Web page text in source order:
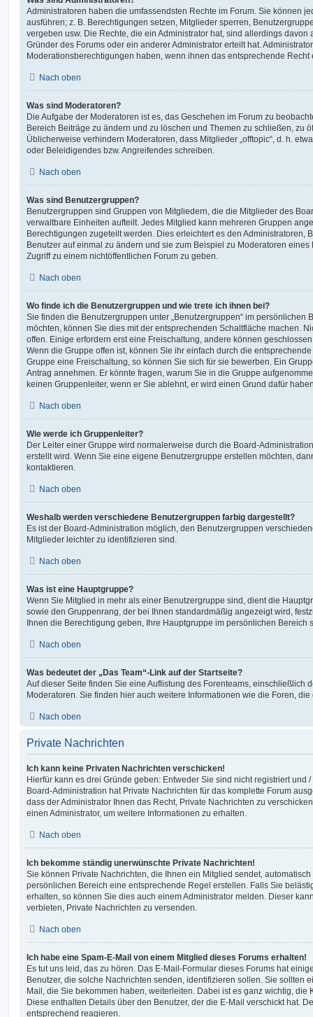
Administratoren haben die umfassendsten Rechte im Forum. Sie können
ausführen; z. B. Berechtigungen setzen, Mitglieder sperren,
vergeben usw. Die Rechte, die ein Administrator hat, sind allerdings
Gründer des Forums oder ein anderer Administrator erteilt hat.
Moderationsberechtigungen haben, wenn ihnen das entsprechende Recht
Nach oben
Was sind Moderatoren?
Die Aufgabe der Moderatoren ist es, das Geschehen im Forum zu
Bereich Beiträge zu ändern und zu löschen und Themen zu schließen, zu
Üblicherweise verhindern Moderatoren, dass Mitglieder „offtopic“, d. h.
oder Beleidigendes bzw. Angreifendes schreiben.
Nach oben
Was sind Benutzergruppen?
Benutzergruppen sind Gruppen von Mitgliedern, die die Mitglieder des
verwaltbare Einheiten aufteilt. Jedes Mitglied kann mehreren Gruppen
Berechtigungen zugeteilt werden. Dies erleichtert es den Administratoren,
Benutzer auf einmal zu ändern und sie zum Beispiel zu Moderatoren
Zugriff zu einem nichtöffentlichen Forum zu geben.
Nach oben
Wo finde ich die Benutzergruppen und wie trete ich ihnen bei?
Sie finden die Benutzergruppen unter „Benutzergruppen“ im persönlichen
möchten, können Sie dies mit der entsprechenden Schaltfläche machen.
offen. Einige erfordern erst eine Freischaltung, andere können
Wenn die Gruppe offen ist, können Sie ihr einfach durch die
Gruppe eine Freischaltung, so können Sie sich für sie bewerben. Ein
Antrag annehmen. Er könnte fragen, warum Sie in die Gruppe
keinen Gruppenleiter, wenn er Sie ablehnt, er wird einen Grund dafür
Nach oben
Wie werde ich Gruppenleiter?
Der Leiter einer Gruppe wird normalerweise durch die Board-
erstellt wird. Wenn Sie eine eigene Benutzergruppe erstellen möchten,
kontaktieren.
Nach oben
Weshalb werden verschiedene Benutzergruppen farbig dargestellt?
Es ist der Board-Administration möglich, den Benutzergruppen
Mitglieder leichter zu identifizieren sind.
Nach oben
Was ist eine Hauptgruppe?
Wenn Sie Mitglied in mehr als einer Benutzergruppe sind, dient die
sowie den Gruppenrang, der bei Ihnen standardmäßig angezeigt wird,
Ihnen die Berechtigung geben, Ihre Hauptgruppe im persönlichen Bereich
Nach oben
Was bedeutet der „Das Team“-Link auf der Startseite?
Auf dieser Seite finden Sie eine Auflistung des Forenteams, einschließlich
Moderatoren. Sie finden hier auch weitere Informationen wie die Foren,
Nach oben
Private Nachrichten
Ich kann keine Privaten Nachrichten verschicken!
Hierfür kann es drei Gründe geben: Entweder Sie sind nicht registriert und
Board-Administration hat Private Nachrichten für das komplette Forum
dass der Administrator Ihnen das Recht, Private Nachrichten zu
einen Administrator, um weitere Informationen zu erhalten.
Nach oben
Ich bekomme ständig unerwünschte Private Nachrichten!
Sie können Private Nachrichten, die Ihnen ein Mitglied sendet,
persönlichen Bereich eine entsprechende Regel erstellen. Falls Sie
erhalten, so können Sie dies auch einem Administrator melden. Dieser
verbieten, Private Nachrichten zu versenden.
Nach oben
Ich habe eine Spam-E-Mail von einem Mitglied dieses Forums erhalten!
Es tut uns leid, das zu hören. Das E-Mail-Formular dieses Forums hat
Benutzer, die solche Nachrichten senden, identifizieren sollen. Sie sollten
Mail, die Sie bekommen haben, weiterleiten. Dabei ist es ganz wichtig, die
Diese enthalten Details über den Benutzer, der die E-Mail verschickt hat.
entsprechend reagieren.